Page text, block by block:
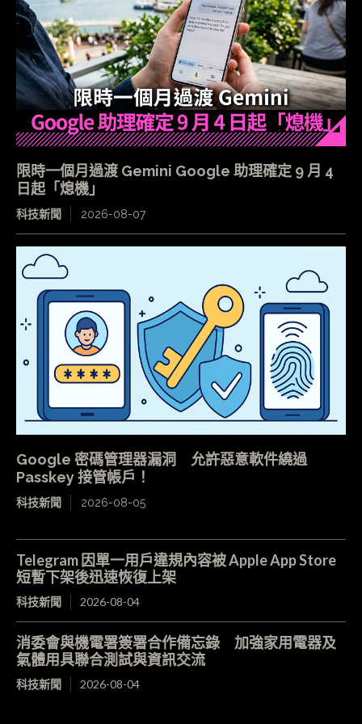
限時一個月過渡 Gemini Google 助理確定 9 月 4
日起「熄機」
科技新聞 2026-08-07
Google 密碼管理器漏洞 允許惡意軟件繞過
Passkey 接管帳戶！
科技新聞 2026-08-05
Telegram 因單一用戶違規內容被 Apple App Store
短暫下架後迅速恢復上架
科技新聞 2026-08-04
消委會與機電署簽署合作備忘錄 加強家用電器及
氣體用具聯合測試與資訊交流
科技新聞 2026-08-04